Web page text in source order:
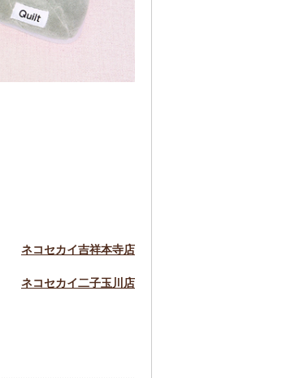
ネコセカイ吉祥本寺店
ネコセカイ二子玉川店